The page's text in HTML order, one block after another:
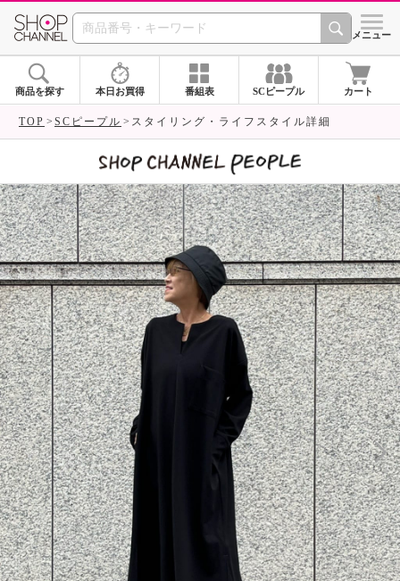
SHOP CHANNEL シメニュー
商品を探す 本日お買得 番組表 SCピープル カート
TOP SCピープル スタイリング・ライフスタイル詳細